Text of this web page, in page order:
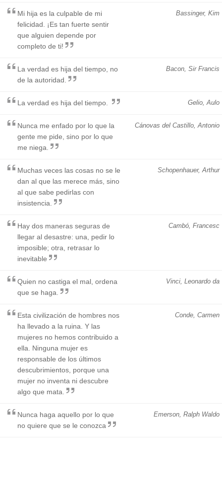
Bassinger, Kim
Mi hija es la culpable de mi
felicidad. ¡Es tan fuerte sentir
que alguien depende por
completo de ti!
Bacon, Sir Francis
La verdad es hija del tiempo, no
de la autoridad.
Gelio, Aulo
La verdad es hija del tiempo.
Cánovas del Castillo, Antonio
Nunca me enfado por lo que la
gente me pide, sino por lo que
me niega.
Schopenhauer, Arthur
Muchas veces las cosas no se le
dan al que las merece más, sino
al que sabe pedirlas con
insistencia.
Cambó, Francesc
Hay dos maneras seguras de
llegar al desastre: una, pedir lo
imposible; otra, retrasar lo
inevitable
Vinci, Leonardo da
Quien no castiga el mal, ordena
que se haga.
Conde, Carmen
Esta civilización de hombres nos
ha llevado a la ruina. Y las
mujeres no hemos contribuido a
ella. Ninguna mujer es
responsable de los últimos
descubrimientos, porque una
mujer no inventa ni descubre
algo que mata.
Emerson, Ralph Waldo
Nunca haga aquello por lo que
no quiere que se le conozca